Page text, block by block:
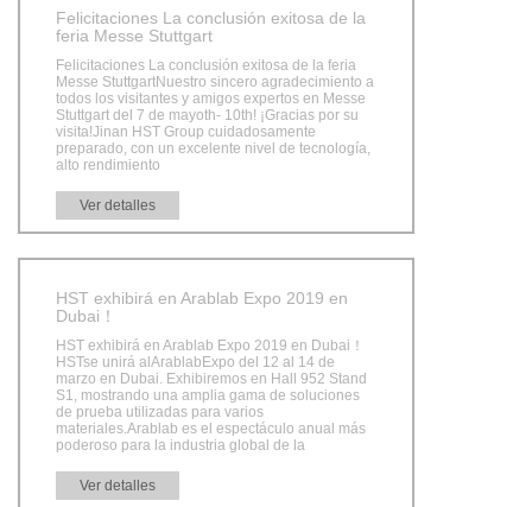
Felicitaciones La conclusión exitosa de la
feria Messe Stuttgart
Felicitaciones La conclusión exitosa de la feria
Messe StuttgartNuestro sincero agradecimiento a
todos los visitantes y amigos expertos en Messe
Stuttgart del 7 de mayoth- 10th! ¡Gracias por su
visita!Jinan HST Group cuidadosamente
preparado, con un excelente nivel de tecnología,
alto rendimiento
Ver detalles
HST exhibirá en Arablab Expo 2019 en
Dubai！
HST exhibirá en Arablab Expo 2019 en Dubai！
HSTse unirá alArablabExpo del 12 al 14 de
marzo en Dubai. Exhibiremos en Hall 952 Stand
S1, mostrando una amplia gama de soluciones
de prueba utilizadas para varios
materiales.Arablab es el espectáculo anual más
poderoso para la industria global de la
Ver detalles